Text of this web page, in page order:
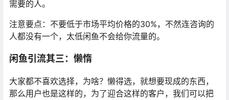
需要的人。
注意要点：不要低于市场平均价格的30%，不然连咨询的
人都没有一个，太低闲鱼不会给你流量的。
闲鱼引流其三：懒惰
大家都不喜欢选择，为啥？懒得选，就想要现成的东西，
那么用户也是这样的，为了迎合这样的客户，我们可以把